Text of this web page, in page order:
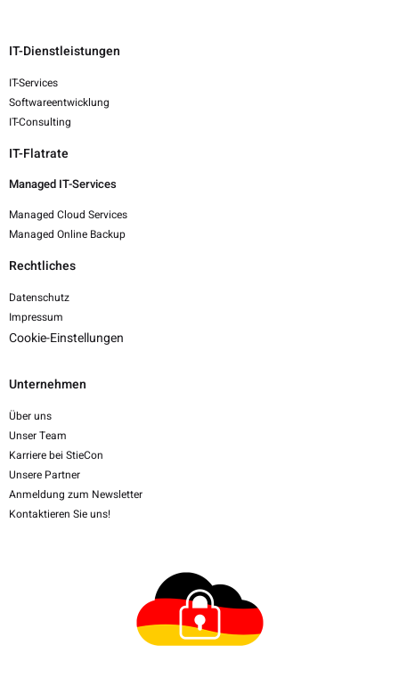
IT-Dienstleistungen
IT-Services
Softwareentwicklung
IT-Consulting
IT-Flatrate
Managed IT-Services
Managed Cloud Services
Managed Online Backup
Rechtliches
Datenschutz
Impressum
Cookie-Einstellungen
Unternehmen
Über uns
Unser Team
Karriere bei StieCon
Unsere Partner
Anmeldung zum Newsletter
Kontaktieren Sie uns!